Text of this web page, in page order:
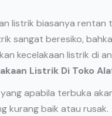
listrik biasanya
sangat beresiko,
kecelakaan listrik di
Listrik Di Toko
apabila terbuka
kurang baik atau rusak.